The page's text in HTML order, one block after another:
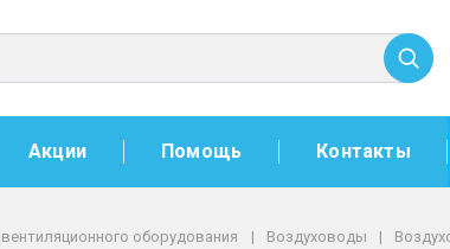
Акции Помощь Контакты
оборудования Воздуховоды